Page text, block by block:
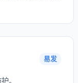
易发
。